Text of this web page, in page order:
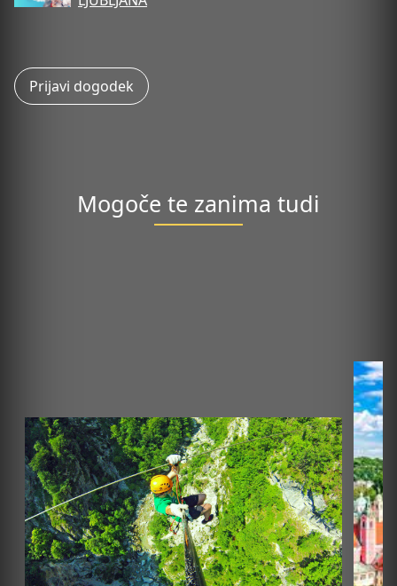
Prijavi dogodek
Mogoče te zanima tudi